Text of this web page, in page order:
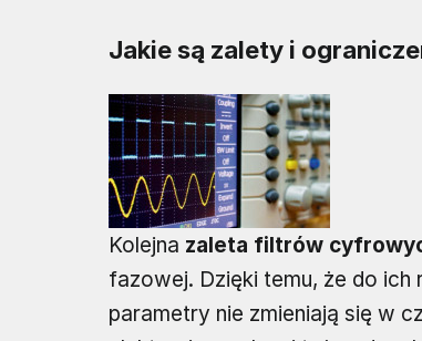
Jakie są zalety i
Kolejna zaleta filtrów
fazowej. Dzięki temu, że do ich
parametry nie zmieniają się w